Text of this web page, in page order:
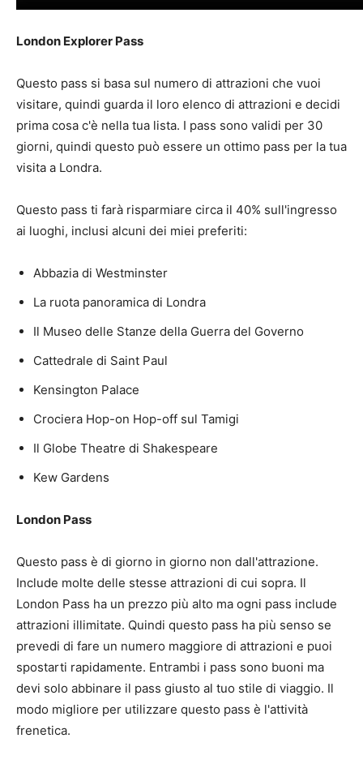
London Explorer Pass
Questo pass si basa sul numero di attrazioni che vuoi
visitare, quindi guarda il loro elenco di attrazioni e decidi
prima cosa c'è nella tua lista. I pass sono validi per 30
giorni, quindi questo può essere un ottimo pass per la tua
visita a Londra.
Questo pass ti farà risparmiare circa il 40% sull'ingresso
ai luoghi, inclusi alcuni dei miei preferiti:
Abbazia di Westminster
La ruota panoramica di Londra
Il Museo delle Stanze della Guerra del Governo
Cattedrale di Saint Paul
Kensington Palace
Crociera Hop-on Hop-off sul Tamigi
Il Globe Theatre di Shakespeare
Kew Gardens
London Pass
Questo pass è di giorno in giorno non dall'attrazione.
Include molte delle stesse attrazioni di cui sopra. Il
London Pass ha un prezzo più alto ma ogni pass include
attrazioni illimitate. Quindi questo pass ha più senso se
prevedi di fare un numero maggiore di attrazioni e puoi
spostarti rapidamente. Entrambi i pass sono buoni ma
devi solo abbinare il pass giusto al tuo stile di viaggio. Il
modo migliore per utilizzare questo pass è l'attività
frenetica.